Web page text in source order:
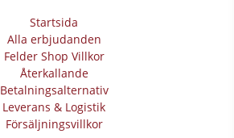
Startsida
Alla erbjudanden
Felder Shop Villkor
Återkallande
Betalningsalternativ
Leverans & Logistik
Försäljningsvillkor